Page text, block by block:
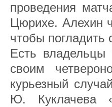
проведения
Цюрихе. Алехин
чтобы
Есть владельцы
своим
курьезный
Ю. Куклачева